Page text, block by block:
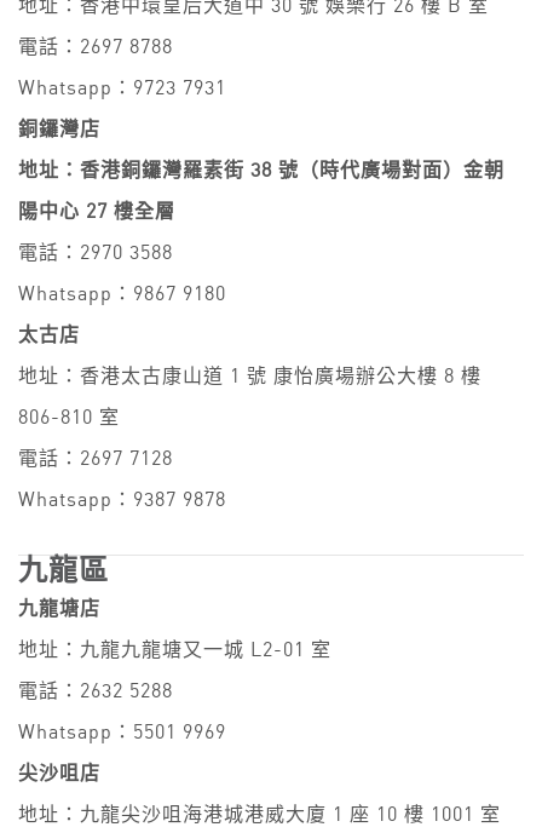
地址：香港中環皇后大道中 30 號 娛樂行 26 樓 B 室
電話：2697 8788
Whatsapp：9723 7931
銅鑼灣店
地址：香港銅鑼灣羅素街 38 號（時代廣場對面）金朝
陽中心 27 樓全層
電話：2970 3588
Whatsapp：9867 9180
太古店
地址：香港太古康山道 1 號 康怡廣場辦公大樓 8 樓
806-810 室
電話：2697 7128
Whatsapp：9387 9878
九龍區
九龍塘店
地址：九龍九龍塘又一城 L2-01 室
電話：2632 5288
Whatsapp：5501 9969
尖沙咀店
地址：九龍尖沙咀海港城港威大廈 1 座 10 樓 1001 室